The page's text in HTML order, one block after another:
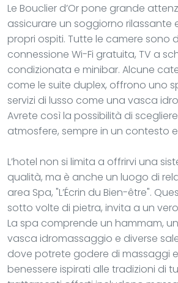
Le Bouclier d’Or pone grande
assicurare un soggiorno rilassante
propri ospiti. Tutte le camere sono
connessione Wi-Fi gratuita, TV a
condizionata e minibar. Alcune
come le suite duplex, offrono uno
servizi di lusso come una vasca
Avrete così la possibilità di
atmosfere, sempre in un contesto
L’hotel non si limita a offrirvi una
qualità, ma è anche un luogo di
area Spa, "L’Écrin du Bien-être".
sotto volte di pietra, invita a un
La spa comprende un hammam,
vasca idromassaggio e diverse
dove potrete godere di massaggi
benessere ispirati alle tradizioni di